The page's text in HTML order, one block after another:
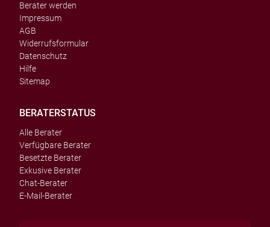
Berater werden
Impressum
AGB
Widerrufsformular
Datenschutz
Hilfe
Sitemap
BERATERSTATUS
Alle Berater
Verfügbare Berater
Besetzte Berater
Exkusive Berater
Chat-Berater
E-Mail-Berater